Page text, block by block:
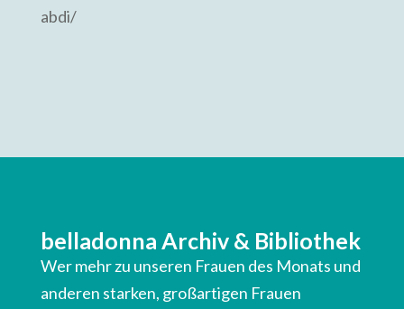
abdi/
belladonna Archiv & Bibliothek
Wer mehr zu unseren Frauen des Monats und
anderen starken, großartigen Frauen